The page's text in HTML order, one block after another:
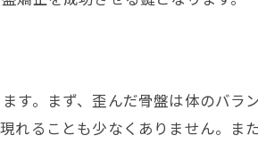
で信頼される骨盤矯正の専門家
矯正が生活に与えるポジティブな変
す。まず、歪んだ骨盤は体のバ
れることも少なくありません。